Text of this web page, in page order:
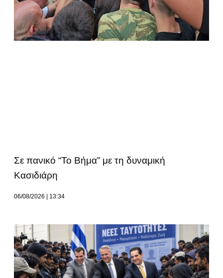
Σε πανικό “Το Βήμα” με τη δυναμική
Κασιδιάρη
06/08/2026 13:34